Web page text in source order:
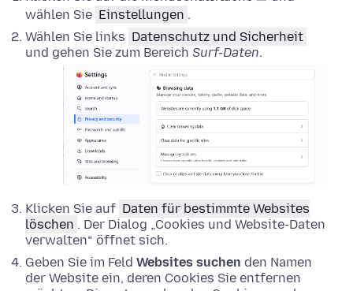
wählen Sie Einstellungen .
Wählen Sie links Datenschutz und Sicherheit
und gehen Sie zum Bereich Surf-Daten.
Klicken Sie auf Daten für bestimmte Websites
löschen . Der Dialog „Cookies und Website-Daten
verwalten“ öffnet sich.
Geben Sie im Feld Websites suchen den Namen
der Website ein, deren Cookies Sie entfernen